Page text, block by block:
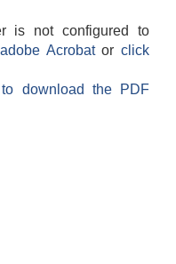
is not configured to
Acrobatorclick
download the PDF